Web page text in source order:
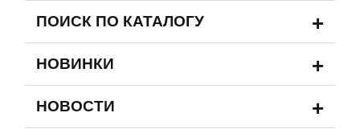
ПОИСК ПО КАТАЛОГУ +
НОВИНКИ +
НОВОСТИ +